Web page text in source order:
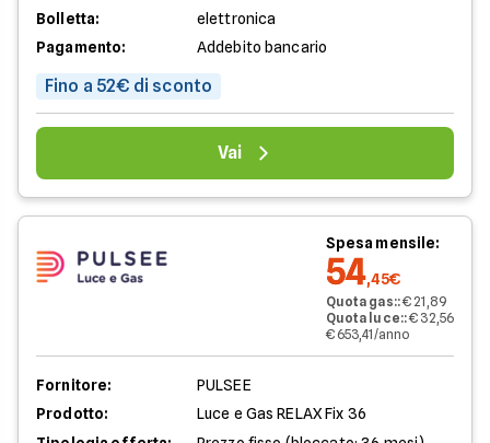
Bolletta:
elettronica
Pagamento:
Addebito bancario
Fino a 52€ di sconto
Vai
Spesa mensile:
54,45€
Quota gas::€ 21,89
Quota luce::€ 32,56
€ 653,41/anno
Fornitore:
PULSEE
Prodotto:
Luce e Gas RELAX Fix 36